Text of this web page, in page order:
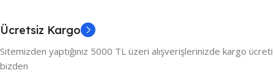
Ücretsiz Kargo
Sitemizden yaptığınız 5000 TL üzeri alışverişlerinizde kargo ücreti
bizden